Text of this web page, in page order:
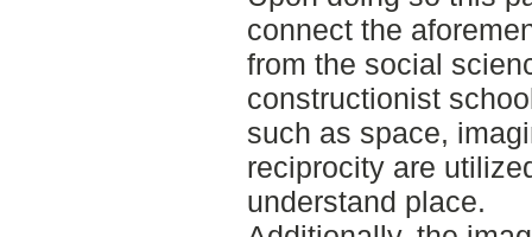
connect the
from the social
constructionist
such as space,
reciprocity are
understand place.